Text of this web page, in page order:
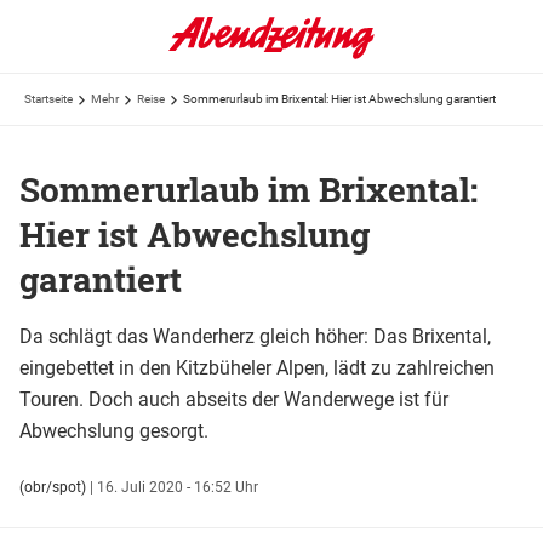
Startseite Mehr Reise Sommerurlaub im Brixental: Hier ist Abwechslung garantiert
Sommerurlaub im Brixental:
Hier ist Abwechslung
garantiert
Da schlägt das Wanderherz gleich höher: Das Brixental,
eingebettet in den Kitzbüheler Alpen, lädt zu zahlreichen
Touren. Doch auch abseits der Wanderwege ist für
Abwechslung gesorgt.
(obr/spot) | 16. Juli 2020 - 16:52 Uhr